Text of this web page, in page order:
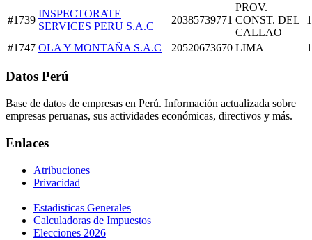
#1739
INSPECTORATE
SERVICES PERU S.A.C
20385739771
PROV.
CONST. DEL
CALLAO
#1747 OLA Y MONTAÑA S.A.C 20520673670 LIMA
Datos Perú
Base de datos de empresas en Perú. Información actualizada sobre
empresas peruanas, sus actividades económicas, directivos y más.
Enlaces
Atribuciones
Privacidad
Estadisticas Generales
Calculadoras de Impuestos
Elecciones 2026